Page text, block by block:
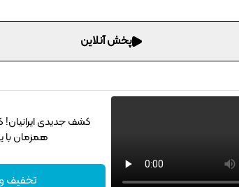
پخش آنلاین
کشف جدیدی
همزمان با
تخفیف